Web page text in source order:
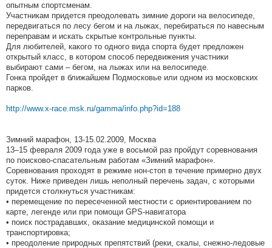
опытным спортсменам.
Участникам придется преодолевать зимние дороги на велосипеде,
передвигаться по лесу бегом и на лыжах, перебираться по навесным
переправам и искать скрытые контрольные пункты.
Для любителей, какого то одного вида спорта будет предложен
открытый класс, в котором способ передвижения участники
выбирают сами – бегом, на лыжах или на велосипеде.
Гонка пройдет в ближайшем Подмосковье или одном из московских
парков.
http://www.x-race.msk.ru/gamma/info.php?id=188
Зимний марафон, 13-15.02.2009, Москва
13–15 февраля 2009 года уже в восьмой раз пройдут соревнования
по поисково-спасательным работам «Зимний марафон».
Соревнования проходят в режиме нон-стоп в течение примерно двух
суток. Ниже приведен лишь неполный перечень задач, с которыми
придется столкнуться участникам:
• перемещение по пересеченной местности с ориентированием по
карте, легенде или при помощи GPS-навигатора
• поиск пострадавших, оказание медицинской помощи и
транспортировка;
• преодоление природных препятствий (реки, скалы, снежно-ледовые